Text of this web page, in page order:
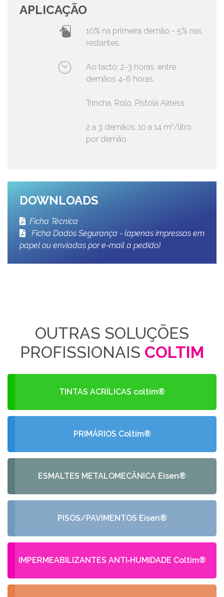
APLICAÇÃO
10% na primeira demão - 5% nas
restantes.
Ao tacto: 2-3 horas, entre
demãos 4-6 horas.
Trincha, Rolo, Pistola Airless.
2 a 3 demãos. 10 a 14 m²/litro
por demão.
DOWNLOADS
Ficha Técnica
Ficha Dados Segurança - (apenas impressas em
papel ou enviadas por e-mail a pedido)
OUTRAS SOLUÇÕES
PROFISSIONAIS COLTIM
TINTAS ACRÍLICAS coltim®
PRIMÁRIOS Coltim®
ESMALTES METALOMECÂNICA Eisen®
PISOS/PAVIMENTOS Eisen®
IMPERMEABILIZANTES ANTI‑HUMIDADE Coltim®